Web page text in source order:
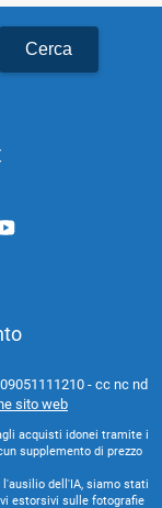
09051111210 - cc nc nd
sito web
acquisti idonei tramite i
supplemento di prezzo
dell'IA, siamo stati
estorsivi sulle fotografie